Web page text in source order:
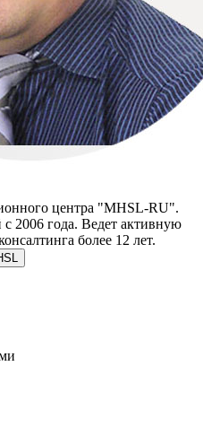
центра "MHSL-RU".
2006 года. Ведет активную
более 12 лет.